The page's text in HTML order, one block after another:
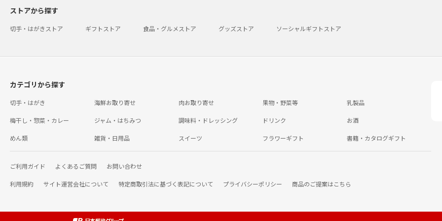
ストアから探す
切手・はがきストア ギフトストア 食品・グルメストア グッズストア ソーシャルギフトストア
カテゴリから探す
切手・はがき 海鮮お取り寄せ 肉お取り寄せ 果物・野菜等 乳製品
梅干し・惣菜・カレー ジャム・はちみつ 調味料・ドレッシング ドリンク お酒
めん類 雑貨・日用品 スイーツ フラワーギフト 書籍・カタログギフト
ご利用ガイド よくあるご質問 お問い合わせ
利用規約 サイト運営会社について 特定商取引法に基づく表記について プライバシーポリシー 商品のご提案はこちら